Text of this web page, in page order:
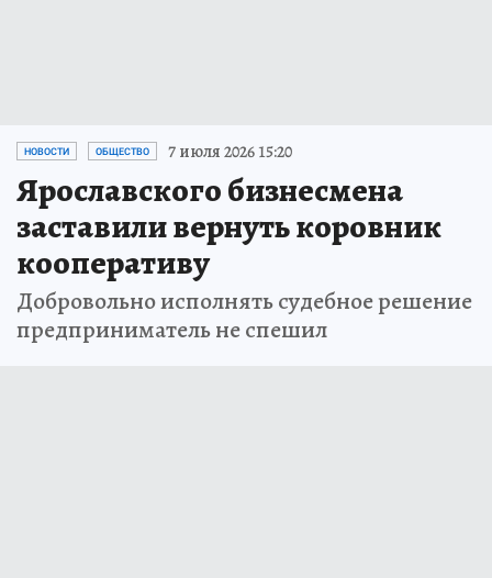
НОВОСТИ ОБЩЕСТВО 7 июля 2026 15:20
Ярославского бизнесмена
заставили вернуть коровник
кооперативу
Добровольно исполнять судебное решение
предприниматель не спешил